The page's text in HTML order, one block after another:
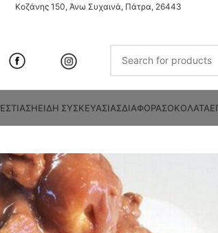
Κοζάνης 150, Άνω Συχαινά, Πάτρα, 26443
ΕΣΤΙΑΣΗΕΙΔΗ ΣΥΣΚΕΥΑΣΙΑΣΔΙΑΦΟΡΑΣΟΚΟΛΑΤΑ